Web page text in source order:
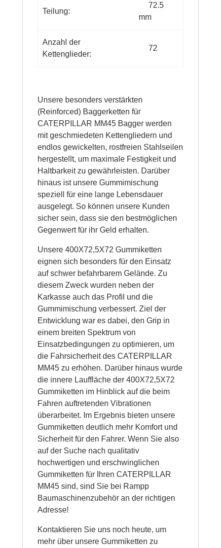
Teilung:
72.5
mm
Anzahl der
Kettenglieder:
72
Unsere besonders verstärkten
(Reinforced) Baggerketten für
CATERPILLAR MM45 Bagger werden
mit geschmiedeten Kettengliedern und
endlos gewickelten, rostfreien Stahlseilen
hergestellt, um maximale Festigkeit und
Haltbarkeit zu gewährleisten. Darüber
hinaus ist unsere Gummimischung
speziell für eine lange Lebensdauer
ausgelegt. So können unsere Kunden
sicher sein, dass sie den bestmöglichen
Gegenwert für ihr Geld erhalten.
Unsere 400X72,5X72 Gummiketten
eignen sich besonders für den Einsatz
auf schwer befahrbarem Gelände. Zu
diesem Zweck wurden neben der
Karkasse auch das Profil und die
Gummimischung verbessert. Ziel der
Entwicklung war es dabei, den Grip in
einem breiten Spektrum von
Einsatzbedingungen zu optimieren, um
die Fahrsicherheit des CATERPILLAR
MM45 zu erhöhen. Darüber hinaus wurde
die innere Lauffläche der 400X72,5X72
Gummiketten im Hinblick auf die beim
Fahren auftretenden Vibrationen
überarbeitet. Im Ergebnis bieten unsere
Gummiketten deutlich mehr Komfort und
Sicherheit für den Fahrer. Wenn Sie also
auf der Suche nach qualitativ
hochwertigen und erschwinglichen
Gummiketten für Ihren CATERPILLAR
MM45 sind, sind Sie bei Rampp
Baumaschinenzubehör an der richtigen
Adresse!
Kontaktieren Sie uns noch heute, um
mehr über unsere Gummiketten zu